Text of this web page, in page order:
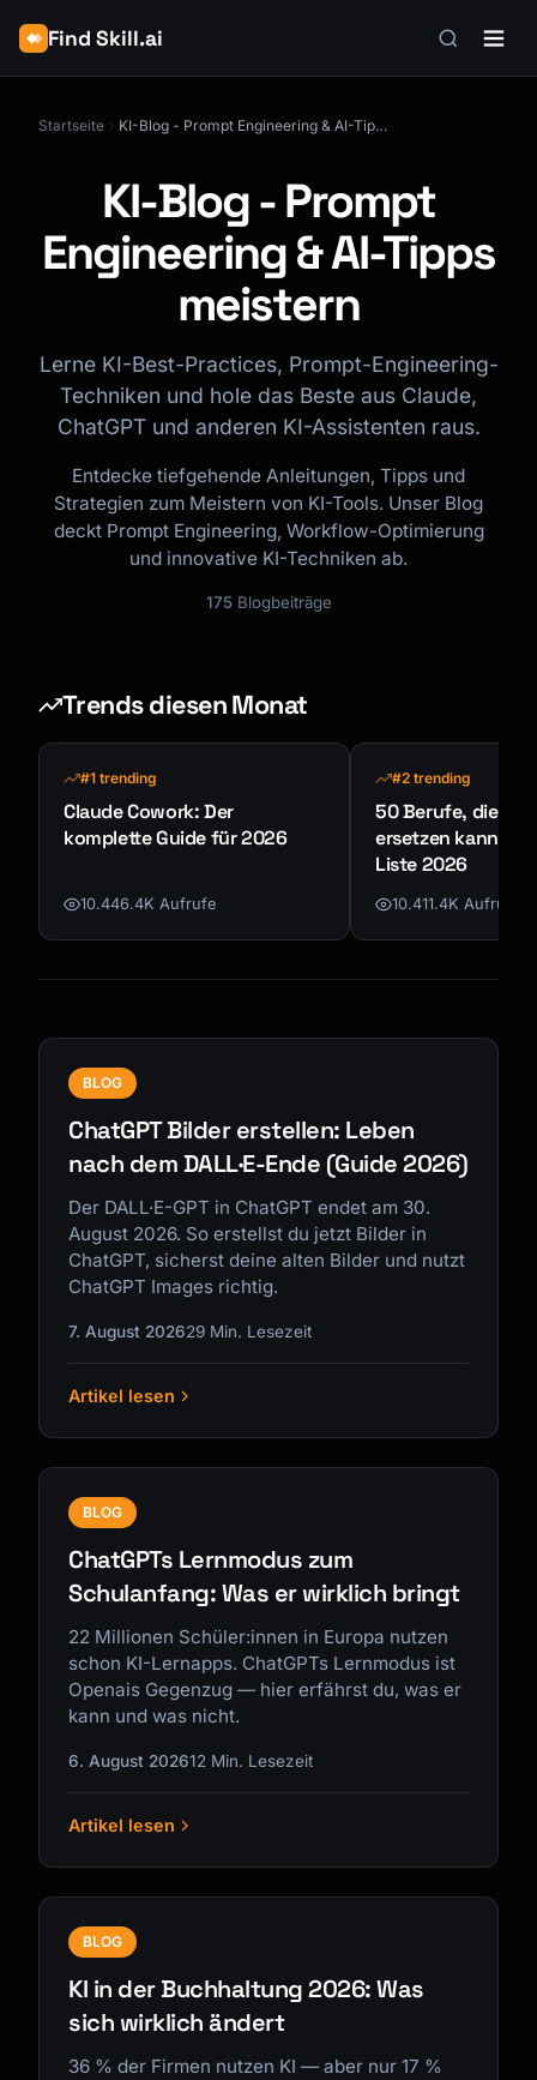
Find Skill.ai
Startseite KI-Blog - Prompt Engineering & AI-Tipps meistern
KI-Blog - Prompt
Engineering & AI-Tipps
meistern
Lerne KI-Best-Practices, Prompt-Engineering-
Techniken und hole das Beste aus Claude,
ChatGPT und anderen KI-Assistenten raus.
Entdecke tiefgehende Anleitungen, Tipps und
Strategien zum Meistern von KI-Tools. Unser Blog
deckt Prompt Engineering, Workflow-Optimierung
und innovative KI-Techniken ab.
175Blogbeiträge
Trends diesen Monat
#1 trending
Claude Cowork: Der
komplette Guide für 2026
10.446.4K Aufrufe
#2 trending
50 Berufe, die KI
ersetzen kann -
Liste 2026
10.411.4K Aufrufe
BLOG
ChatGPT Bilder erstellen: Leben
nach dem DALL·E-Ende (Guide 2026)
Der DALL·E-GPT in ChatGPT endet am 30.
August 2026. So erstellst du jetzt Bilder in
ChatGPT, sicherst deine alten Bilder und nutzt
ChatGPT Images richtig.
7. August 202629 Min. Lesezeit
Artikel lesen
BLOG
ChatGPTs Lernmodus zum
Schulanfang: Was er wirklich bringt
22 Millionen Schüler:innen in Europa nutzen
schon KI-Lernapps. ChatGPTs Lernmodus ist
Openais Gegenzug — hier erfährst du, was er
kann und was nicht.
6. August 202612 Min. Lesezeit
Artikel lesen
BLOG
KI in der Buchhaltung 2026: Was
sich wirklich ändert
36 % der Firmen nutzen KI — aber nur 17 %